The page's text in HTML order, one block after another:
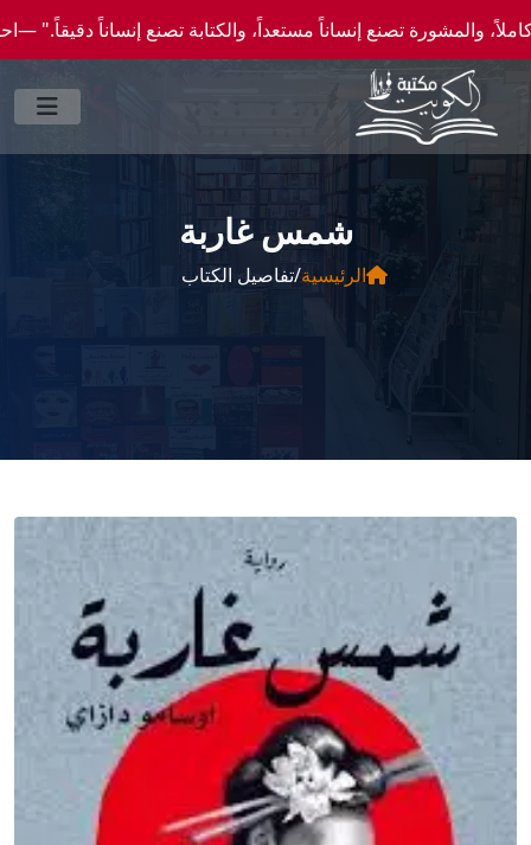
تصنع إنساناً مستعداً، والكتابة تصنع إنساناً دقيقاً." —احصل علي عروض وخصومات
‫شمس غاربة‬
الرئيسية/تفاصيل الكتاب